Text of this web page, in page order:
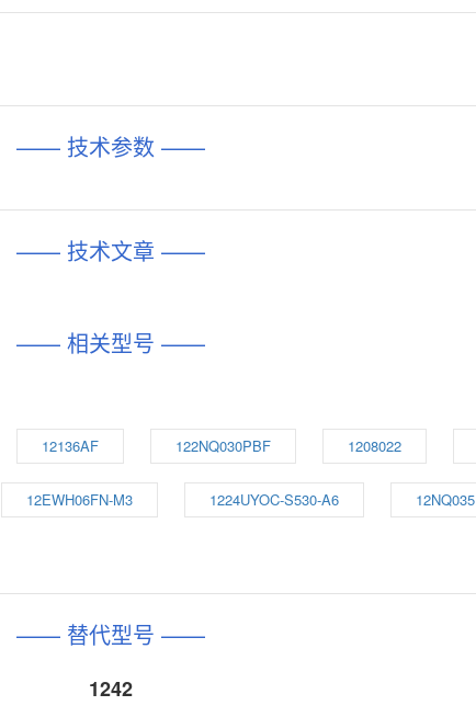
—— 技术参数 ——
—— 技术文章 ——
—— 相关型号 ——
12136AF 122NQ030PBF 1208022
12EWH06FN-M3 1224UYOC-S530-A6 12NQ035
—— 替代型号 ——
1242